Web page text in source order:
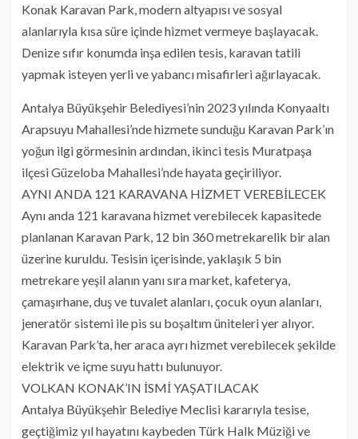
Konak Karavan Park, modern altyapısı ve sosyal
alanlarıyla kısa süre içinde hizmet vermeye başlayacak.
Denize sıfır konumda inşa edilen tesis, karavan tatili
yapmak isteyen yerli ve yabancı misafirleri ağırlayacak.
Antalya Büyükşehir Belediyesi’nin 2023 yılında Konyaaltı
Arapsuyu Mahallesi’nde hizmete sunduğu Karavan Park’ın
yoğun ilgi görmesinin ardından, ikinci tesis Muratpaşa
ilçesi Güzeloba Mahallesi’nde hayata geçiriliyor.
AYNI ANDA 121 KARAVANA HİZMET VEREBİLECEK
Aynı anda 121 karavana hizmet verebilecek kapasitede
planlanan Karavan Park, 12 bin 360 metrekarelik bir alan
üzerine kuruldu. Tesisin içerisinde, yaklaşık 5 bin
metrekare yeşil alanın yanı sıra market, kafeterya,
çamaşırhane, duş ve tuvalet alanları, çocuk oyun alanları,
jeneratör sistemi ile pis su boşaltım üniteleri yer alıyor.
Karavan Park’ta, her araca ayrı hizmet verebilecek şekilde
elektrik ve içme suyu hattı bulunuyor.
VOLKAN KONAK’IN İSMİ YAŞATILACAK
Antalya Büyükşehir Belediye Meclisi kararıyla tesise,
geçtiğimiz yıl hayatını kaybeden Türk Halk Müziği ve